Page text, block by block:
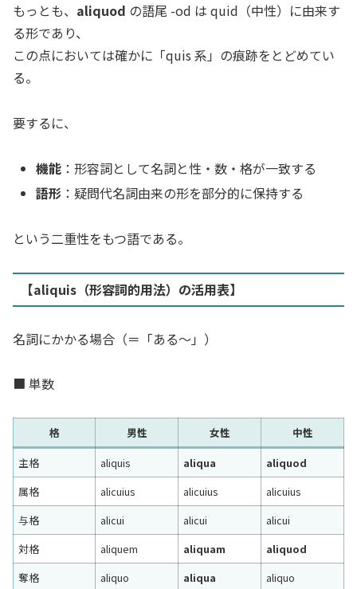
もっとも、 aliquod の語尾 -od は quid （中性）に由来す
る形であり、
この点においては確かに「quis 系」の痕跡をとどめてい
る。
要するに、
機能 ：形容詞として名詞と性・数・格が一致する
語形 ：疑問代名詞由来の形を部分的に保持する
という二重性をもつ語である。
【aliquis（形容詞的用法）の活用表】
名詞にかかる場合（＝「ある〜」）
■ 単数
格 男性 女性
中性
主格
aliquis aliqua
aliquod
属格
alicuius alicuius
alicuius
与格
alicui alicui
alicui
対格
aliquem aliquam
aliquod
奪格
aliquo aliqua aliquo